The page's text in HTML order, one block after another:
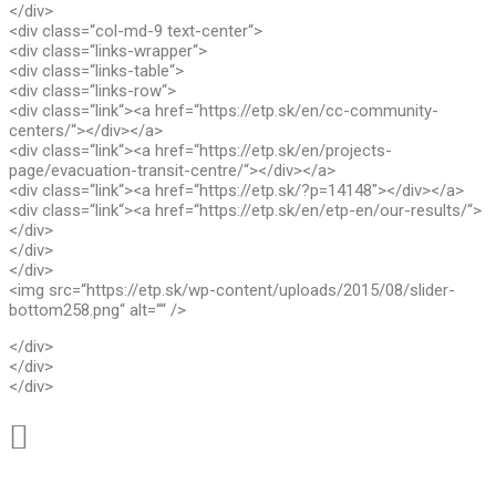
</div>
<div class=“col-md-9 text-center“>
<div class=“links-wrapper“>
<div class=“links-table“>
<div class=“links-row“>
<div class=“link“><a href=“https://etp.sk/en/cc-community-
centers/“></div></a>
<div class=“link“><a href=“https://etp.sk/en/projects-
page/evacuation-transit-centre/“></div></a>
<div class=“link“><a href=“https://etp.sk/?p=14148″></div></a>
<div class=“link“><a href=“https://etp.sk/en/etp-en/our-results/“>
</div>
</div>
</div>
<img src=“https://etp.sk/wp-content/uploads/2015/08/slider-
bottom258.png“ alt=““ />
</div>
</div>
</div>